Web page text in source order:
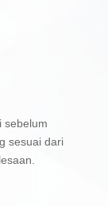
sebelum
sesuai dari